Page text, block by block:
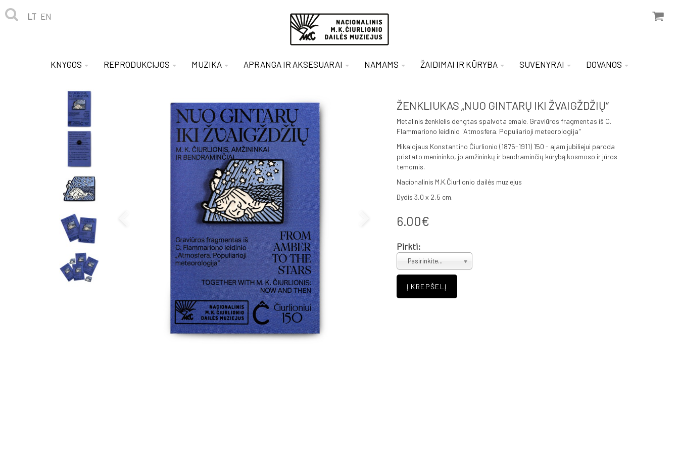
LT EN
KNYGOS REPRODUKCIJOS MUZIKA APRANGA IR AKSESUARAI NAMAMS ŽAIDIMAI IR KŪRYBA SUVENYRAI DOVANOS
ŽENKLIUKAS „NUO GINTARŲ IKI ŽVAIGŽDŽIŲ“
Metalinis ženklelis dengtas spalvota emale. Graviūros fragmentas iš C.
Flammariono leidinio "Atmosfera. Populiarioji meteorologija"
Mikalojaus Konstantino Čiurlionio (1875-1911) 150 - ajam jubiliejui paroda
pristato menininko, jo amžininkų ir bendraminčių kūrybą kosmoso ir jūros
temomis.
Nacionalinis M.K.Čiurlionio dailės muziejus
Dydis 3,0 x 2,5 cm.
6.00€
Pirkti:
Pasirinkite...